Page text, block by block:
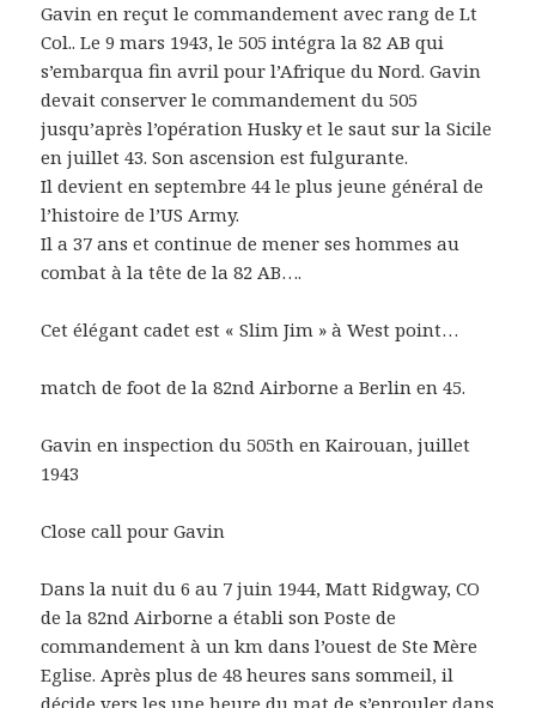
Gavin en reçut le commandement avec rang de Lt
Col.. Le 9 mars 1943, le 505 intégra la 82 AB qui
s’embarqua fin avril pour l’Afrique du Nord. Gavin
devait conserver le commandement du 505
jusqu’après l’opération Husky et le saut sur la Sicile
en juillet 43. Son ascension est fulgurante.
Il devient en septembre 44 le plus jeune général de
l’histoire de l’US Army.
Il a 37 ans et continue de mener ses hommes au
combat à la tête de la 82 AB….
Cet élégant cadet est « Slim Jim » à West point…
match de foot de la 82nd Airborne a Berlin en 45.
Gavin en inspection du 505th en Kairouan, juillet
1943
Close call pour Gavin
Dans la nuit du 6 au 7 juin 1944, Matt Ridgway, CO
de la 82nd Airborne a établi son Poste de
commandement à un km dans l’ouest de Ste Mère
Eglise. Après plus de 48 heures sans sommeil, il